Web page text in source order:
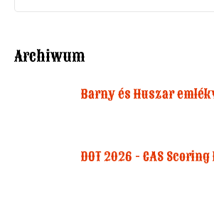
Archiwum
Barny és Huszar
DOT 2026 - CAS